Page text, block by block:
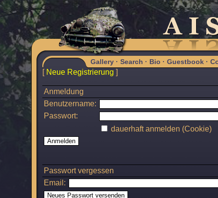
Gallery · Search · Bio · Guestbook ·
[ Neue Registrierung ]
Anmeldung
Benutzername:
Passwort:
dauerhaft anmelden (Cookie)
Passwort vergessen
Email: